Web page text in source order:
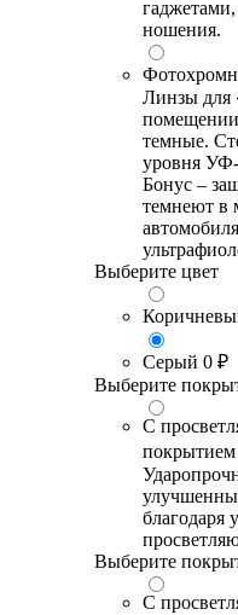
ношения.
Линзы для
помещении
темные.
уровня
Бонус –
темнеют в
Выберите цвет
Серый 0 ₽
Выберите
С
покрытием
благодаря
Выберите
С